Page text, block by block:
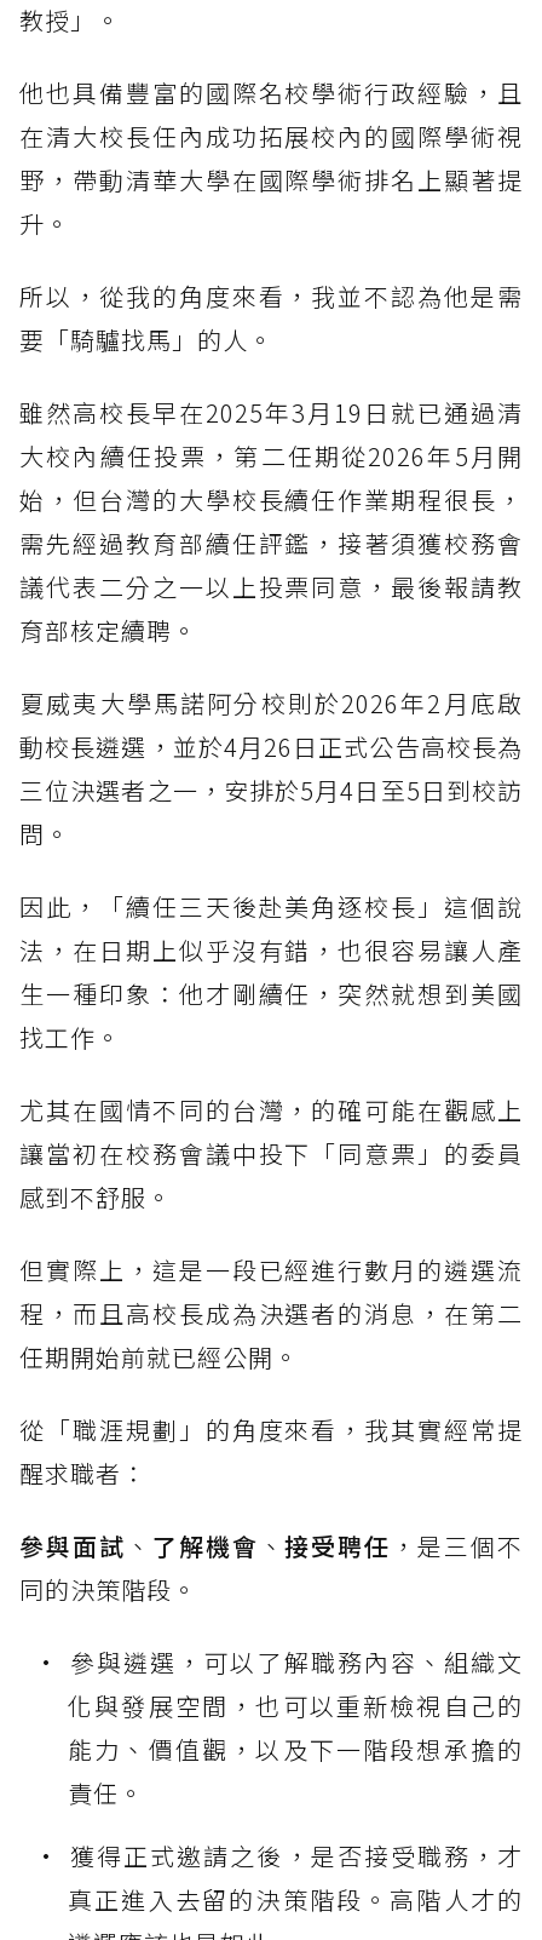
教授」。
他也具備豐富的國際名校學術行政經驗，且
在清大校長任內成功拓展校內的國際學術視
野，帶動清華大學在國際學術排名上顯著提
升。
所以，從我的角度來看，我並不認為他是需
要「騎驢找馬」的人。
雖然高校長早在2025年3月19日就已通過清
大校內續任投票，第二任期從2026年5月開
始，但台灣的大學校長續任作業期程很長，
需先經過教育部續任評鑑，接著須獲校務會
議代表二分之一以上投票同意，最後報請教
育部核定續聘。
夏威夷大學馬諾阿分校則於2026年2月底啟
動校長遴選，並於4月26日正式公告高校長為
三位決選者之一，安排於5月4日至5日到校訪
問。
因此，「續任三天後赴美角逐校長」這個說
法，在日期上似乎沒有錯，也很容易讓人產
生一種印象：他才剛續任，突然就想到美國
找工作。
尤其在國情不同的台灣，的確可能在觀感上
讓當初在校務會議中投下「同意票」的委員
感到不舒服。
但實際上，這是一段已經進行數月的遴選流
程，而且高校長成為決選者的消息，在第二
任期開始前就已經公開。
從「職涯規劃」的角度來看，我其實經常提
醒求職者：
參與面試 、 了解機會 、接受聘任 ，是三個不
同的決策階段。
參與遴選，可以了解職務內容、組織文
化與發展空間，也可以重新檢視自己的
能力、價值觀，以及下一階段想承擔的
責任。
獲得正式邀請之後，是否接受職務，才
真正進入去留的決策階段。高階人才的